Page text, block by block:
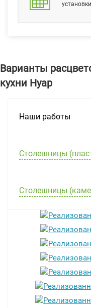
Варианты
кухни Нуар
Наши работы
Столешницы
Столешницы